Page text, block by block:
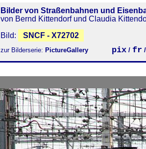
Bilder von Straßenbahnen und
von Bernd Kittendorf und Claudia
Bild:
SNCF - X72702
zur Bilderserie: PictureGallery pix / fr